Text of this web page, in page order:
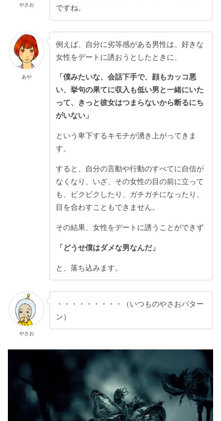
やさお
ですね。
あや
例えば、自分に劣等感がある男性は、好きな
女性をデートに誘おうとしたときに、
「僕みたいな、会話下手で、顔もカッコ悪
い、挙句の果てに収入も低い男と一緒にいた
って、きっと彼女はつまらないから断るにち
がいない」
という卑下するキモチが湧き上がってきま
す。
すると、自分の言動や行動のすべてに自信が
なくなり、いざ、その女性の目の前に立って
も、ビクビクしたり、ガチガチになったり、
目を合わすこともできません。
その結果、女性をデートに誘うことができず
「どうせ僕はダメな男なんだ」
と、落ち込みます。
やさお
・・・・・・・・・（いつものやさおパター
ン）